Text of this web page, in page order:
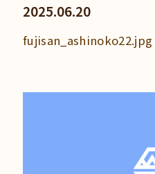
2025.06.20
fujisan_ashinoko22.jpg